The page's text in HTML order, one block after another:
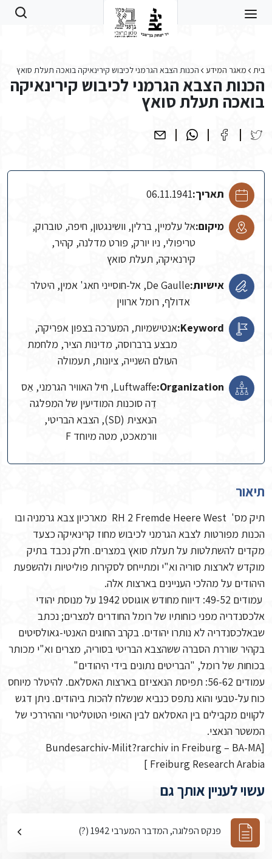
בית מאגר המידע הכנות הצבא הגרמני לכיבוש קירינאיקה בואכה תעלת סואץ
הכנות הצבא הגרמני לכיבוש קירינאיקה
בואכה תעלת סואץ
תאריך:06.11.1941
מיקום:אל עלמיין, ברלין, וושינגטון, חיפה, טוברוק,
טריפולי, ניו יורק, פורט מדלנה, קהיר,
קירנאיקה, תעלת סואץ
אישיות:
De Gaulle, אל-חוסייני חאג' אמין, היטלר
אדולף, רומל ארווין
Keyword: אנטישמיות, המערכה בצפון אפריקה,
מבצע ברברוסה, מדינות הציר, מלחמת
העולם השנייה, ציונות, תעמולה
Organization:
Luftwaffe, חיל האוויר הגרמני, אֵס
דֵה סוכנות המודיעין של המפלגה
הנאצית (SD), הצבא הבריטי,
וורמאכט, מטה מיוחד F
תיאור
תיק מס' RH 2 Fremde Heere West מארכיון צבא גרמניה ובו
הכנות מפורטות לצבא הגרמני לכיבוש מחוז קרינאיקה כצעד
מקדים להשתלטות על תעלת סואץ במצרים. חלק נכבד בתיק
מוקדש לארצות סוריה וא"י ומתייחס לסקירות פוליטיות ולהשפעת
היהודים על מהלכי העניינים בארצות אלה.
עמודים 49-52: דיווח מחודש אוגוסט 1942 על מנוסת יהודי
אלכסנדריה מפני כוחותיו של רומל החודרים למצרים; נכתב
שבאלכסנדריה לא נותרו יהודים. בקרב החוגים האנטי-גאולסיטים
בקהיר שוררת הסברה ששהצבא הבריטי בסוריה, מצרים וא"י מכותר
בכוחות של רומל, "הבריטים נתונים בידי היהודים"
עמודים 56-62: תפיסת הנאציזם בארצות האסלאם. להיטלר מיוחס
כוח על-טבעי והוא נתפס כנביא שנשלח להכות ביהודים. ניתן דגש
לקווים מקבילים בין האסלאם לבין האופי הטוטליטרי וההיררכי של
המשטר הנאצי.
[Bundesarchiv-Milit?rarchiv in Freiburg – BA-MA
Freiburg Research Arabia ]
עשוי לעניין אותך גם
פנקס הפלוגה, המדבר המערבי 1942 (?)